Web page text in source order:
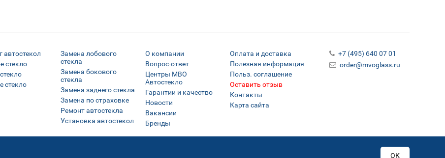
автостекол
стекло
стекло
Замена лобового
стекла
Замена бокового
стекла
Замена заднего стекла
Замена по страховке
Ремонт автостекла
Установка автостекол
О компании
Вопрос-ответ
Центры МВО
Автостекло
Гарантии и качество
Новости
Вакансии
Бренды
Оплата и доставка
Полезная информация
Польз. соглашение
Оставить отзыв
Контакты
Карта сайта
+7 (495) 640 07 01
order@mvoglass.ru
ОК